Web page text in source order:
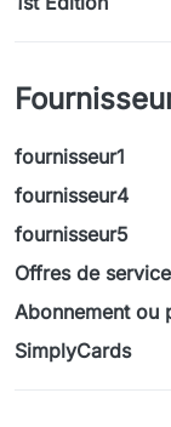
fournisseur1
fournisseur4
fournisseur5
Offres de
Abonnement ou
SimplyCards